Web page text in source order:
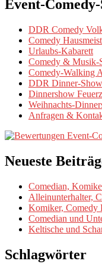
Event-
DDR Comedy
Comedy
Urlaubs-Kabarett
Comedy & Musik-
Comedy-Walking
DDR Dinner-
Dinnershow
Weihnachts-
Anfragen &
Neueste
Comedian,
Alleinunterhalter,
Komiker, Comedy
Comedian und
Keltische und
Schlagwörter